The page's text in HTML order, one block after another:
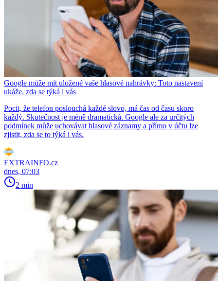
Google může mít uložené vaše hlasové nahrávky: Toto nastavení
ukáže, zda se týká i vás
Pocit, že telefon poslouchá každé slovo, má čas od času skoro
každý. Skutečnost je méně dramatická. Google ale za určitých
podmínek může uchovávat hlasové záznamy a přímo v účtu lze
zjistit, zda se to týká i vás.
EXTRAINFO.cz
dnes, 07:03
2 min